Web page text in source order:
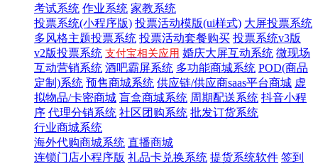
考试系统 作业系统 家教系统
投票系统(小程序版) 投票活动模版(ui样式) 大屏投票系统
多风格主题投票系统 投票活动套餐购买 投票系统v3版
v2版投票系统 支付宝相关应用 婚庆大屏互动系统 微现场
互动营销系统 酒吧霸屏系统 多功能商城系统 POD(商品
定制)系统 预售商城系统 供应链/供应商saas平台商城 虚
拟物品/卡密商城 盲盒商城系统 周期配送系统 抖音小程
序 代理分销系统 社区团购系统 批发订货系统
行业商城系统
海外代购商城系统 直播商城
连锁门店小程序版 礼品卡兑换系统 提货系统软件 签到